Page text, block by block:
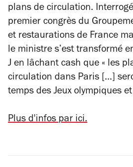
plans de circulation.
premier congrès du
et restaurations de France
le ministre s’est transformé
J en lâchant cash que « les
circulation dans Paris […]
temps des Jeux olympiques
Plus d'infos par ici.